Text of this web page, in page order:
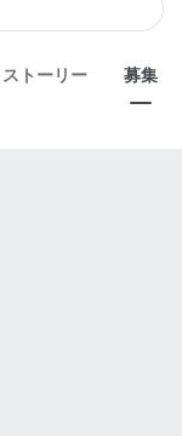
ストーリー 募集